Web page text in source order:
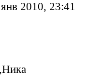
2010, 23:41